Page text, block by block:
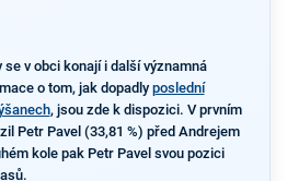
se v obci konají i další významná
o tom, jak dopadly poslední
, jsou zde k dispozici. V prvním
Petr Pavel (33,81 %) před Andrejem
kole pak Petr Pavel svou pozici